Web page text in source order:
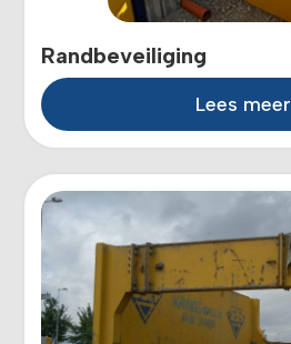
Randbeveiliging
Lees meer